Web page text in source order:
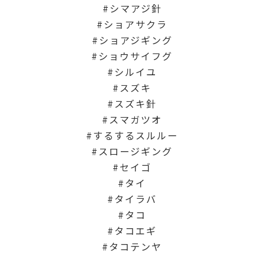
シマアジ針
ショアサクラ
ショアジギング
ショウサイフグ
シルイユ
スズキ
スズキ針
スマガツオ
するするスルルー
スロージギング
セイゴ
タイ
タイラバ
タコ
タコエギ
タコテンヤ